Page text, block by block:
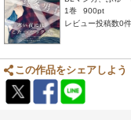
1巻
900pt
レビュー投稿数0件
この作品をシェアしよう